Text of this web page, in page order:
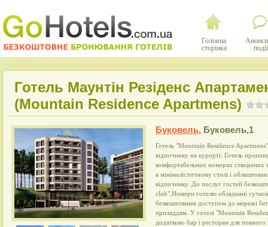
Головна
сторінка
події
Готель Маунтін Резіденс
(Mountain Residence Apartmens)
Буковель, Буковель,1
Готель "Mountain Residence
відпочинку на курорті. Готель
комфортабельних номерах створених
в мінімалістичному стилі і
відпочинку. До послуг гостей
club".Номери готелю обладнані
безкоштовним доступом до мережі
приладдям. У готелі "Mountain
додатково бар і ресторан для